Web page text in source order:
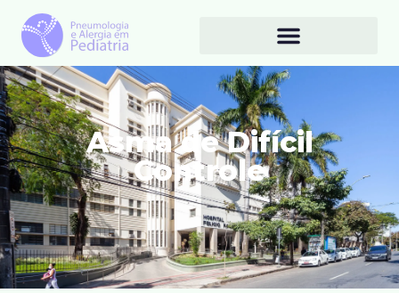
Asma de Difícil
Controle